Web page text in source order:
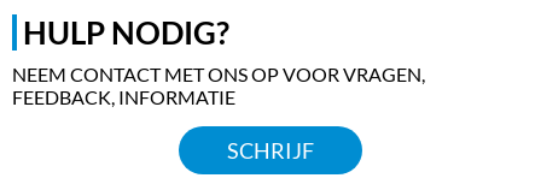
HULP NODIG?
NEEM CONTACT MET ONS OP VOOR VRAGEN,
FEEDBACK, INFORMATIE
SCHRIJF